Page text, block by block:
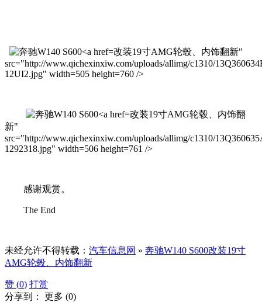
改装19寸AMG轮毂、内饰翻新"
src="http://www.qichexinxiw.com/uploads/allimg/c1310/
12UI2.jpg" width=505 height=760 />
改装19寸AMG轮毂、内饰翻
新"
src="http://www.qichexinxiw.com/uploads/allimg/c1310/
1292318.jpg" width=506 height=761 />
感谢观赏。
The End
未经允许不得转载： 汽车信息网 » 奔驰W140 S600改装19寸
AMG轮毂、内饰翻新
赞 (0) 打赏
分享到： 更多 (0)